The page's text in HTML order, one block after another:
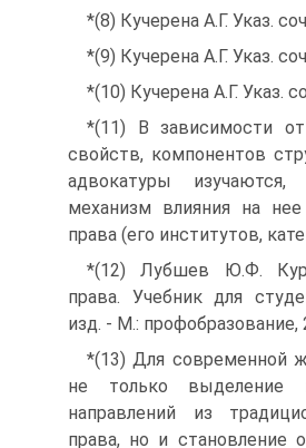
*(8) Кучерена А.Г. Указ.
*(9) Кучерена А.Г. Указ.
*(10) Кучерена А.Г. Указ.
*(11) В зависимости
свойств, компонентов
адвокатуры изучаются,
механизм влияния на
права (его институтов,
*(12) Лубшев Ю.Ф.
права. Учебник для
изд. - М.: профобразование,
*(13) Для современной
не только выделение
направлений из
права, но и становление